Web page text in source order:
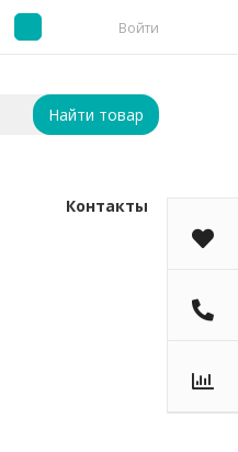
Войти
Найти товар
Контакты